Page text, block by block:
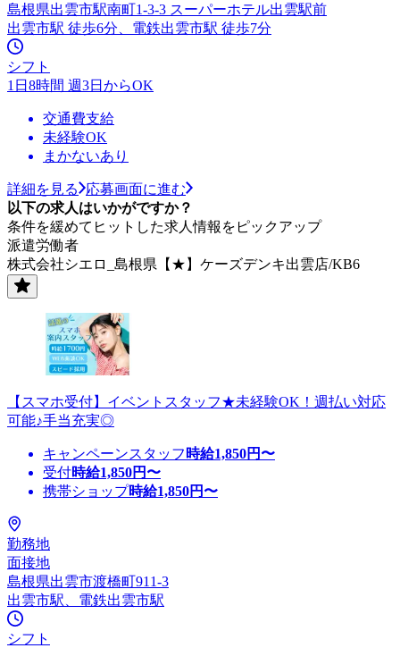
島根県出雲市駅南町1-3-3 スーパーホテル出雲駅前
出雲市駅 徒歩6分、電鉄出雲市駅 徒歩7分
シフト
1日8時間 週3日からOK
交通費支給
未経験OK
まかないあり
詳細を見る
応募画面に進む
以下の求人はいかがですか？
条件を緩めてヒットした求人情報をピックアップ
派遣労働者
株式会社シエロ_島根県【★】ケーズデンキ出雲店/KB6
【スマホ受付】イベントスタッフ★未経験OK！週払い対応
可能♪手当充実◎
キャンペーンスタッフ 時給1,850円〜
受付時給1,850円〜
携帯ショップ時給1,850円〜
勤務地
面接地
島根県出雲市渡橋町911-3
出雲市駅、電鉄出雲市駅
シフト